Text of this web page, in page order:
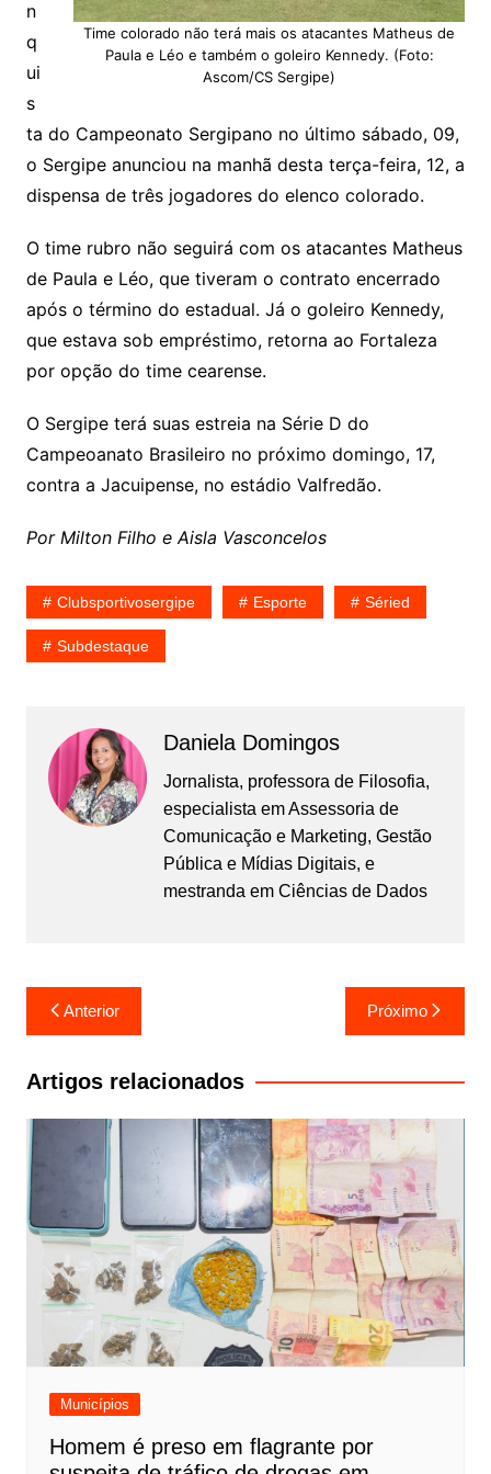
Time colorado não terá mais os atacantes Matheus de
Paula e Léo e também o goleiro Kennedy. (Foto:
Ascom/CS Sergipe)
n
q
ui
s
ta do Campeonato Sergipano no último sábado, 09,
o Sergipe anunciou na manhã desta terça-feira, 12, a
dispensa de três jogadores do elenco colorado.
O time rubro não seguirá com os atacantes Matheus
de Paula e Léo, que tiveram o contrato encerrado
após o término do estadual. Já o goleiro Kennedy,
que estava sob empréstimo, retorna ao Fortaleza
por opção do time cearense.
O Sergipe terá suas estreia na Série D do
Campeoanato Brasileiro no próximo domingo, 17,
contra a Jacuipense, no estádio Valfredão.
Por Milton Filho e Aisla Vasconcelos
Clubsportivosergipe Esporte Séried
Subdestaque
Daniela Domingos
Jornalista, professora de Filosofia,
especialista em Assessoria de
Comunicação e Marketing, Gestão
Pública e Mídias Digitais, e
mestranda em Ciências de Dados
Navegação
de
Post
Anterior Próximo
Artigos relacionados
Municípios
Homem é preso em flagrante por